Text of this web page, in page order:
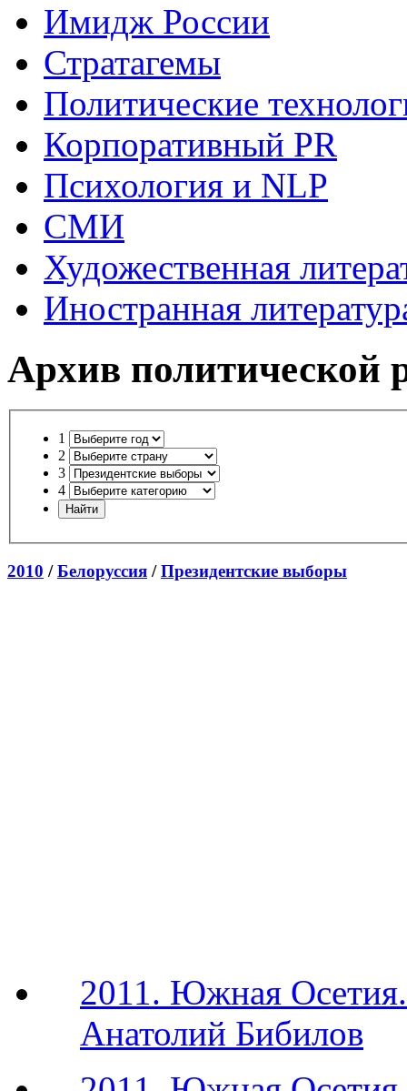
Имидж России
Стратагемы
Политические
Корпоративный PR
Психология и NLP
СМИ
Художественная
Иностранная
Архив политической
1
2
3
4
2010 /Белоруссия /Президентские выборы
2011. Южная
Анатолий Бибилов